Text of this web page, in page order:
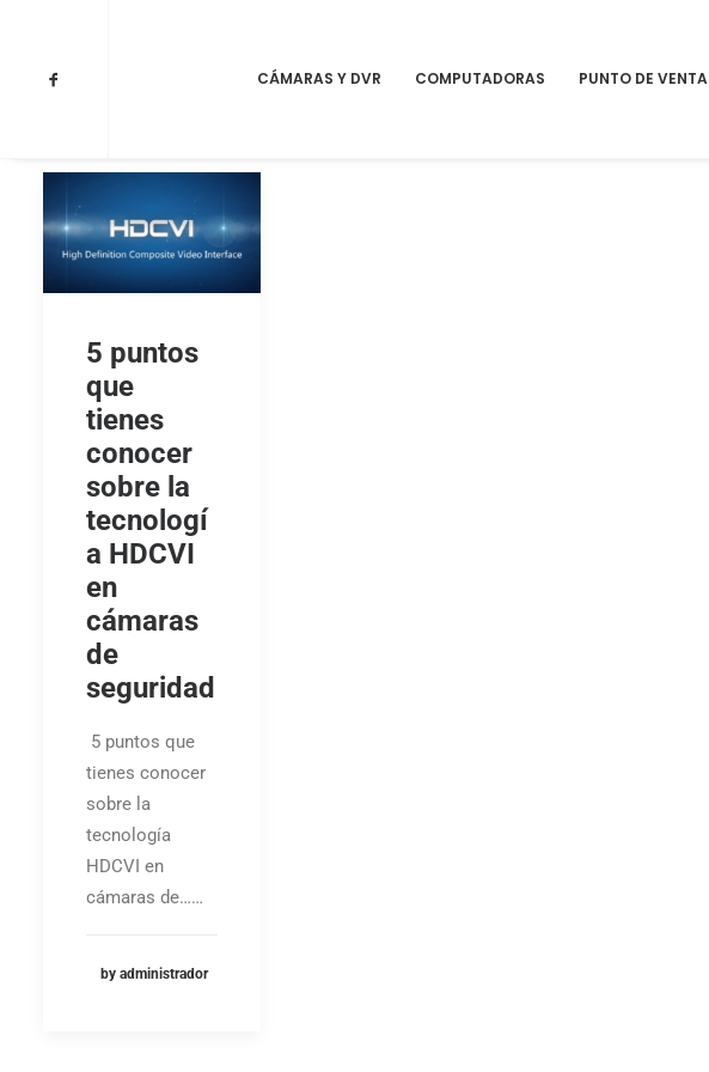
CÁMARAS Y DVR COMPUTADORAS PUNTO DE VENTA
5 puntos
que
tienes
conocer
sobre la
tecnologí
a HDCVI
en
cámaras
de
seguridad
5 puntos que
tienes conocer
sobre la
tecnología
HDCVI en
cámaras de……
by administrador